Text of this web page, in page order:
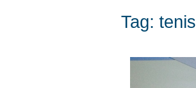
Tag: tenis